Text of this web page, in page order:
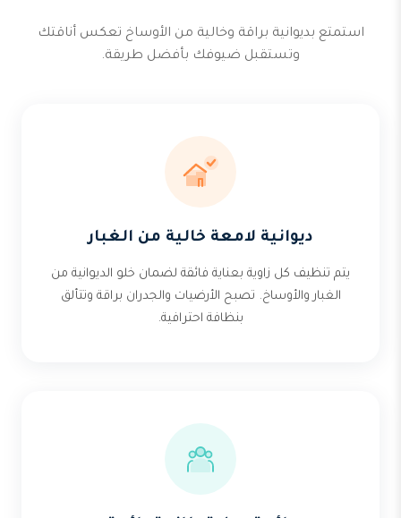
استمتع بديوانية براقة وخالية من الأوساخ تعكس أناقتك
وتستقبل ضيوفك بأفضل طريقة.
ديوانية لامعة خالية من الغبار
يتم تنظيف كل زاوية بعناية فائقة لضمان خلو الديوانية من
الغبار والأوساخ. تصبح الأرضيات والجدران براقة وتتألق
بنظافة احترافية.